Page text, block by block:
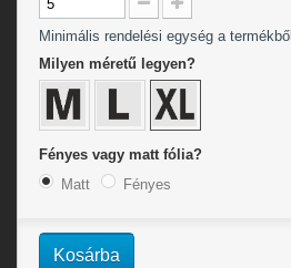
Minimális rendelési egység a termékből
Milyen méretű legyen?
Fényes vagy matt fólia?
Matt
Fényes
Kosárba